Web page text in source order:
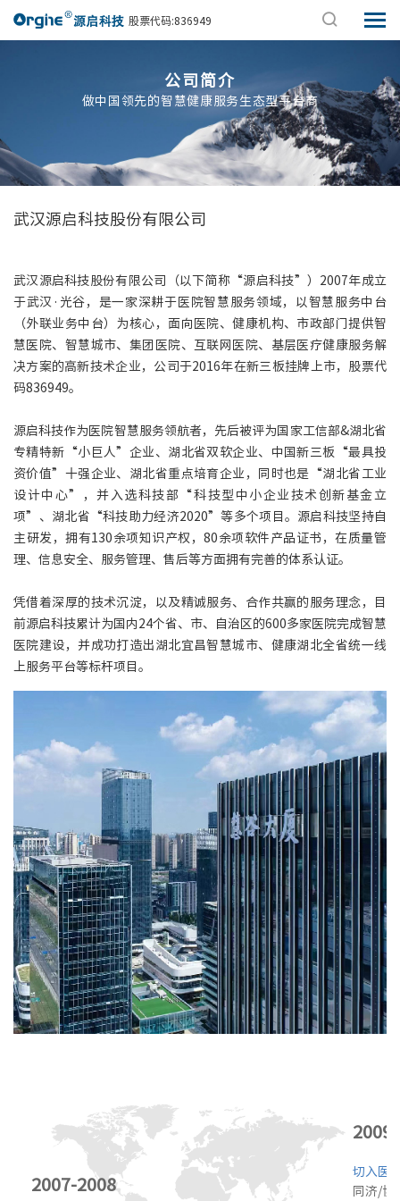
股票代码:836949
公司简介
做中国领先的智慧健康服务生态型平台商
武汉源启科技股份有限公司
武汉源启科技股份有限公司（以下简称“源启科技”）2007年成立
于武汉·光谷，是一家深耕于医院智慧服务领域，以智慧服务中台
（外联业务中台）为核心，面向医院、健康机构、市政部门提供智
慧医院、智慧城市、集团医院、互联网医院、基层医疗健康服务解
决方案的高新技术企业，公司于2016年在新三板挂牌上市，股票代
码836949。
源启科技作为医院智慧服务领航者，先后被评为国家工信部&湖北省
专精特新“小巨人”企业、湖北省双软企业、中国新三板“最具投
资价值”十强企业、湖北省重点培育企业，同时也是“湖北省工业
设计中心”，并入选科技部“科技型中小企业技术创新基金立
项”、湖北省“科技助力经济2020”等多个项目。源启科技坚持自
主研发，拥有130余项知识产权，80余项软件产品证书，在质量管
理、信息安全、服务管理、售后等方面拥有完善的体系认证。
凭借着深厚的技术沉淀，以及精诚服务、合作共赢的服务理念，目
前源启科技累计为国内24个省、市、自治区的600多家医院完成智慧
医院建设，并成功打造出湖北宜昌智慧城市、健康湖北全省统一线
上服务平台等标杆项目。
2007-2008
切入医
同济/协